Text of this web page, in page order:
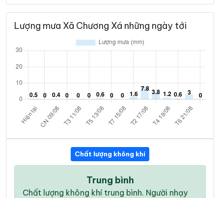
Lượng mưa Xã Chương Xá những ngày tới
Chất lượng không khí
Trung bình
Chất lượng không khí trung bình. Người nhạy